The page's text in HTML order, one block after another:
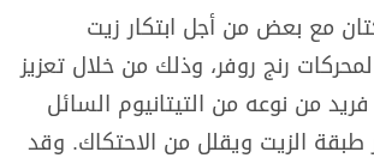
مع بعض من أجل ابتكار زيت
رنج روفر، وذلك من خلال تعزيز
من نوعه من التيتانيوم السائل
الزيت ويقلل من الاحتكاك. وقد